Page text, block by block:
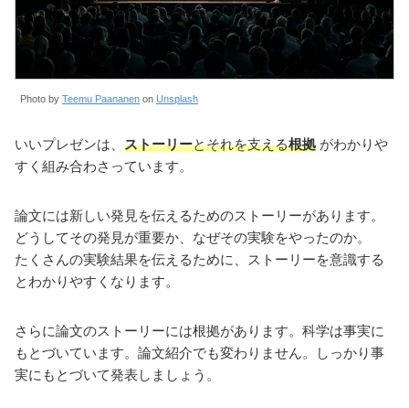
Photo by Teemu Paananen on Unsplash
いいプレゼンは、 ストーリーとそれを支える根拠 がわかりや
すく組み合わさっています。
論文には新しい発見を伝えるためのストーリーがあります。
どうしてその発見が重要か、なぜその実験をやったのか。
たくさんの実験結果を伝えるために、ストーリーを意識する
とわかりやすくなります。
さらに論文のストーリーには根拠があります。科学は事実に
もとづいています。論文紹介でも変わりません。しっかり事
実にもとづいて発表しましょう。